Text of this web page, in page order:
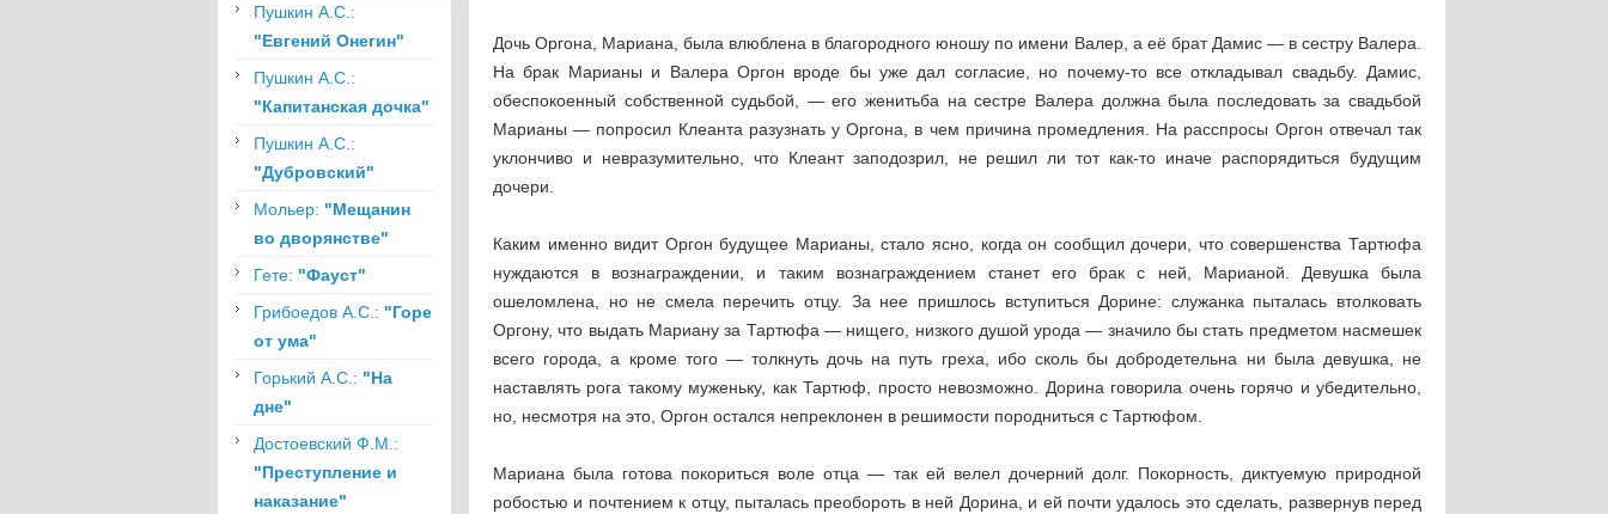
Пушкин А.С.:
"Евгений Онегин"
Пушкин А.С.:
"Капитанская дочка"
Пушкин А.С.:
"Дубровский"
Мольер: "Мещанин
во дворянстве"
Гете: "Фауст"
Грибоедов А.С.: "Горе
от ума"
Горький А.С.: "На
дне"
Достоевский Ф.М.:
"Преступление и
наказание"
Дочь Оргона, Мариана, была влюблена в благородного юношу по имени Валер, а её брат Дамис — в сестру Валера.
На брак Марианы и Валера Оргон вроде бы уже дал согласие, но почему-то все откладывал свадьбу. Дамис,
обеспокоенный собственной судьбой, — его женитьба на сестре Валера должна была последовать за свадьбой
Марианы — попросил Клеанта разузнать у Оргона, в чем причина промедления. На расспросы Оргон отвечал так
уклончиво и невразумительно, что Клеант заподозрил, не решил ли тот как-то иначе распорядиться будущим
дочери.
Каким именно видит Оргон будущее Марианы, стало ясно, когда он сообщил дочери, что совершенства Тартюфа
нуждаются в вознаграждении, и таким вознаграждением станет его брак с ней, Марианой. Девушка была
ошеломлена, но не смела перечить отцу. За нее пришлось вступиться Дорине: служанка пыталась втолковать
Оргону, что выдать Мариану за Тартюфа — нищего, низкого душой урода — значило бы стать предметом насмешек
всего города, а кроме того — толкнуть дочь на путь греха, ибо сколь бы добродетельна ни была девушка, не
наставлять рога такому муженьку, как Тартюф, просто невозможно. Дорина говорила очень горячо и убедительно,
но, несмотря на это, Оргон остался непреклонен в решимости породниться с Тартюфом.
Мариана была готова покориться воле отца — так ей велел дочерний долг. Покорность, диктуемую природной
робостью и почтением к отцу, пыталась преобороть в ней Дорина, и ей почти удалось это сделать, развернув перед